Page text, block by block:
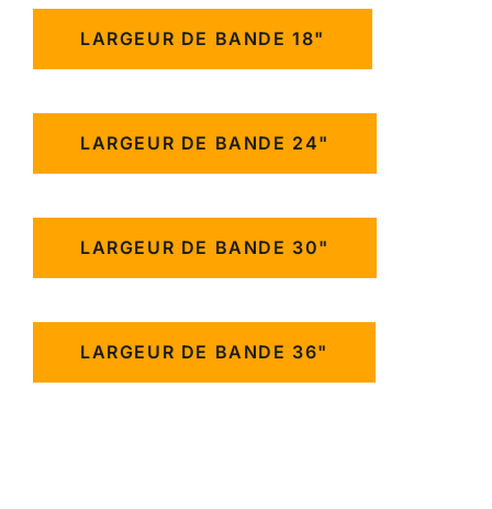
LARGEUR DE BANDE 18"
LARGEUR DE BANDE 24"
LARGEUR DE BANDE 30"
LARGEUR DE BANDE 36"